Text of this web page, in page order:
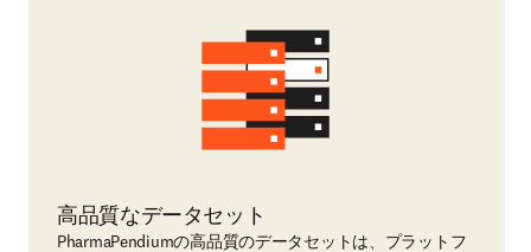
高品質なデータセット
PharmaPendiumの高品質のデータセットは、プラットフ